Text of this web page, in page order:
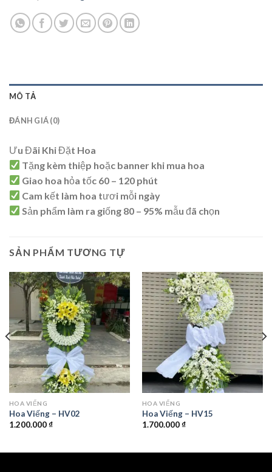
MÔ TẢ
ĐÁNH GIÁ (0)
Ưu Đãi Khi Đặt Hoa
Tặng kèm thiệp hoặc banner khi mua hoa
Giao hoa hỏa tốc 60 – 120 phút
Cam kết làm hoa tươi mỗi ngày
Sản phẩm làm ra giống 80 – 95% mẫu đã chọn
SẢN PHẨM TƯƠNG TỰ
HOA VIẾNG
Hoa Viếng – HV02
1.200.000₫
HOA VIẾNG
Hoa Viếng – HV15
1.700.000₫